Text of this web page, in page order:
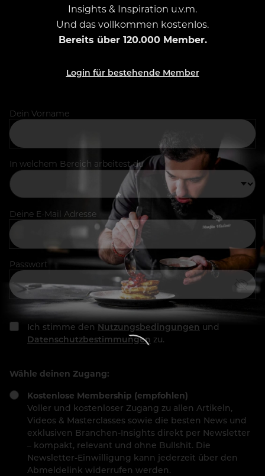
Insights & Inspiration u.v.m.
Und das vollkommen kostenlos.
Bereits über 120.000 Member.
Login für bestehende Member
Dein Vorname
In welchem Bereich arbeitest du
Deine E-Mail Adresse
Passwort
Ich stimme den Nutzungsbedingungen und
Datenschutzbestimmungen zu.
Wähle deinen Zugang:
Kostenlose Membership (empfohlen)
Voller und kostenloser Zugang zu allen Artikeln,
Videos & Masterclasses sowie die besten News und
exklusiven Branchen-Insights direkt per Newsletter
– kompakt, relevant und ohne Bullshit. Die
Newsletter-Einwilligung kann jederzeit über den
Abmeldelink widerrufen werden.